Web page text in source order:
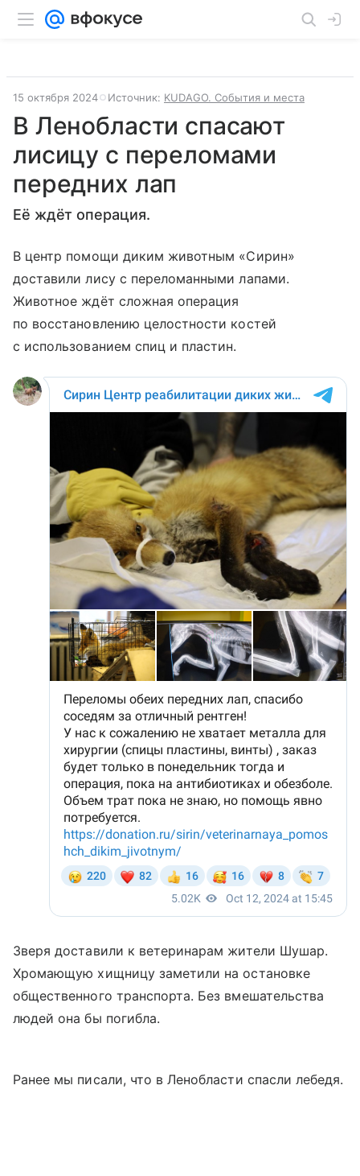
15 октября 2024 Источник: KUDAGO. События и места
В Ленобласти спасают
лисицу с переломами
передних лап
Её ждёт операция.
В центр помощи диким животным «Сирин»
доставили лису с переломанными лапами.
Животное ждёт сложная операция
по восстановлению целостности костей
с использованием спиц и пластин.
Зверя доставили к ветеринарам жители Шушар.
Хромающую хищницу заметили на остановке
общественного транспорта. Без вмешательства
людей она бы погибла.
Ранее мы писали, что в Ленобласти спасли лебедя.